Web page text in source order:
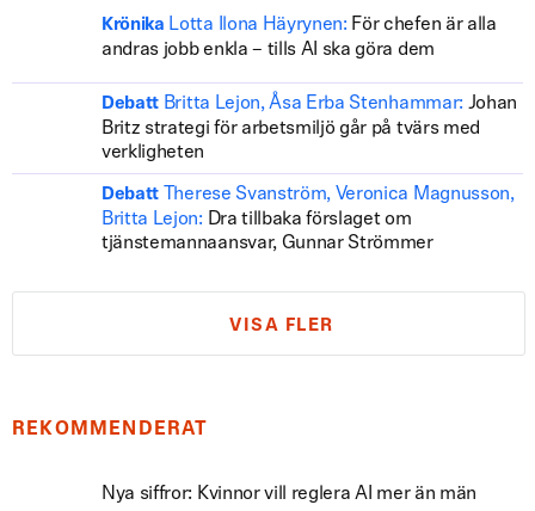
Krönika Lotta Ilona Häyrynen: För chefen är alla
andras jobb enkla – tills AI ska göra dem
Debatt Britta Lejon, Åsa Erba Stenhammar: Johan
Britz strategi för arbetsmiljö går på tvärs med
verkligheten
Debatt
Therese Svanström, Veronica Magnusson,
Britta Lejon: Dra tillbaka förslaget om
tjänstemannaansvar, Gunnar Strömmer
VISA FLER
REKOMMENDERAT
Nya siffror: Kvinnor vill reglera AI mer än män